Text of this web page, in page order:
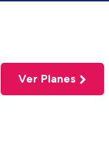
Ver Planes